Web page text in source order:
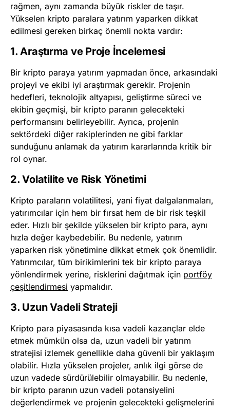
rağmen, aynı zamanda büyük riskler de taşır.
Yükselen kripto paralara yatırım yaparken dikkat
edilmesi gereken birkaç önemli nokta vardır:
1. Araştırma ve Proje İncelemesi
Bir kripto paraya yatırım yapmadan önce, arkasındaki
projeyi ve ekibi iyi araştırmak gerekir. Projenin
hedefleri, teknolojik altyapısı, geliştirme süreci ve
ekibin geçmişi, bir kripto paranın gelecekteki
performansını belirleyebilir. Ayrıca, projenin
sektördeki diğer rakiplerinden ne gibi farklar
sunduğunu anlamak da yatırım kararlarında kritik bir
rol oynar.
2. Volatilite ve Risk Yönetimi
Kripto paraların volatilitesi, yani fiyat dalgalanmaları,
yatırımcılar için hem bir fırsat hem de bir risk teşkil
eder. Hızlı bir şekilde yükselen bir kripto para, aynı
hızla değer kaybedebilir. Bu nedenle, yatırım
yaparken risk yönetimine dikkat etmek çok önemlidir.
Yatırımcılar, tüm birikimlerini tek bir kripto paraya
yönlendirmek yerine, risklerini dağıtmak için portföy
çeşitlendirmesi yapmalıdır.
3. Uzun Vadeli Strateji
Kripto para piyasasında kısa vadeli kazançlar elde
etmek mümkün olsa da, uzun vadeli bir yatırım
stratejisi izlemek genellikle daha güvenli bir yaklaşım
olabilir. Hızla yükselen projeler, anlık ilgi görse de
uzun vadede sürdürülebilir olmayabilir. Bu nedenle,
bir kripto paranın uzun vadeli potansiyelini
değerlendirmek ve projenin gelecekteki gelişmelerini